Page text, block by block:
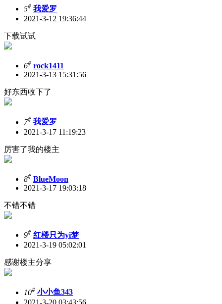
5# 我爱罗
2021-3-12 19:36:44
下载试试
6# rock1411
2021-3-13 15:31:56
好东西收下了
7# 我爱罗
2021-3-17 11:19:23
厉害了我的楼主
8# BlueMoon
2021-3-17 19:03:18
不错不错
9# 红楼只为yi梦
2021-3-19 05:02:01
感谢楼主分享
10# 小小鱼343
2021-3-20 03:43:56